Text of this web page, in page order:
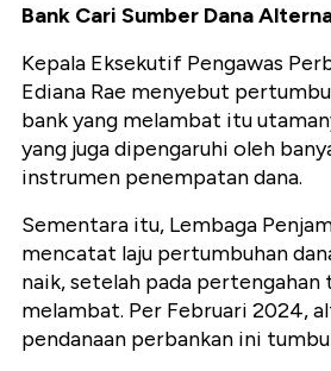
Bank Cari Sumber Dana
Kepala Eksekutif Pengawas
Ediana Rae menyebut
bank yang melambat itu
yang juga dipengaruhi oleh
instrumen penempatan dana.
Sementara itu, Lembaga
mencatat laju pertumbuhan
naik, setelah pada pertengahan
melambat. Per Februari 2024,
pendanaan perbankan ini